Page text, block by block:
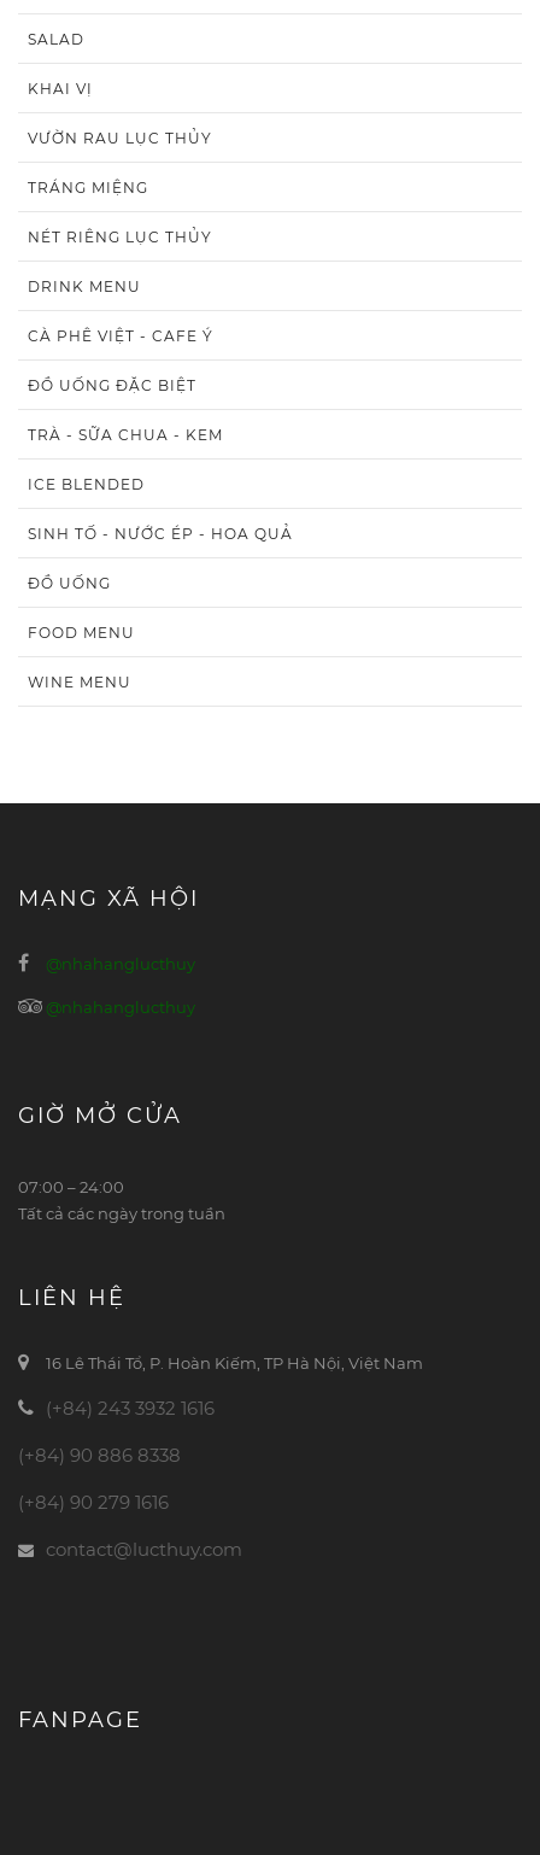
SALAD
KHAI VỊ
VƯỜN RAU LỤC THỦY
TRÁNG MIỆNG
NÉT RIÊNG LỤC THỦY
DRINK MENU
CÀ PHÊ VIỆT - CAFE Ý
ĐỒ UỐNG ĐẶC BIỆT
TRÀ - SỮA CHUA - KEM
ICE BLENDED
SINH TỐ - NƯỚC ÉP - HOA QUẢ
ĐỒ UỐNG
FOOD MENU
WINE MENU
MẠNG XÃ HỘI
@nhahanglucthuy
@nhahanglucthuy
GIỜ MỞ CỬA
07:00 – 24:00
Tất cả các ngày trong tuần
LIÊN HỆ
16 Lê Thái Tổ, P. Hoàn Kiếm, TP Hà Nội, Việt Nam
(+84) 243 3932 1616
(+84) 90 886 8338
(+84) 90 279 1616
contact@lucthuy.com
FANPAGE